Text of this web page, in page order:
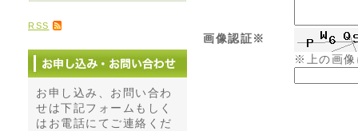
RSS
お申し込み、お問い合わ
せは下記フォームもしく
はお電話にてご連絡くだ
画像認証※
※上の画像